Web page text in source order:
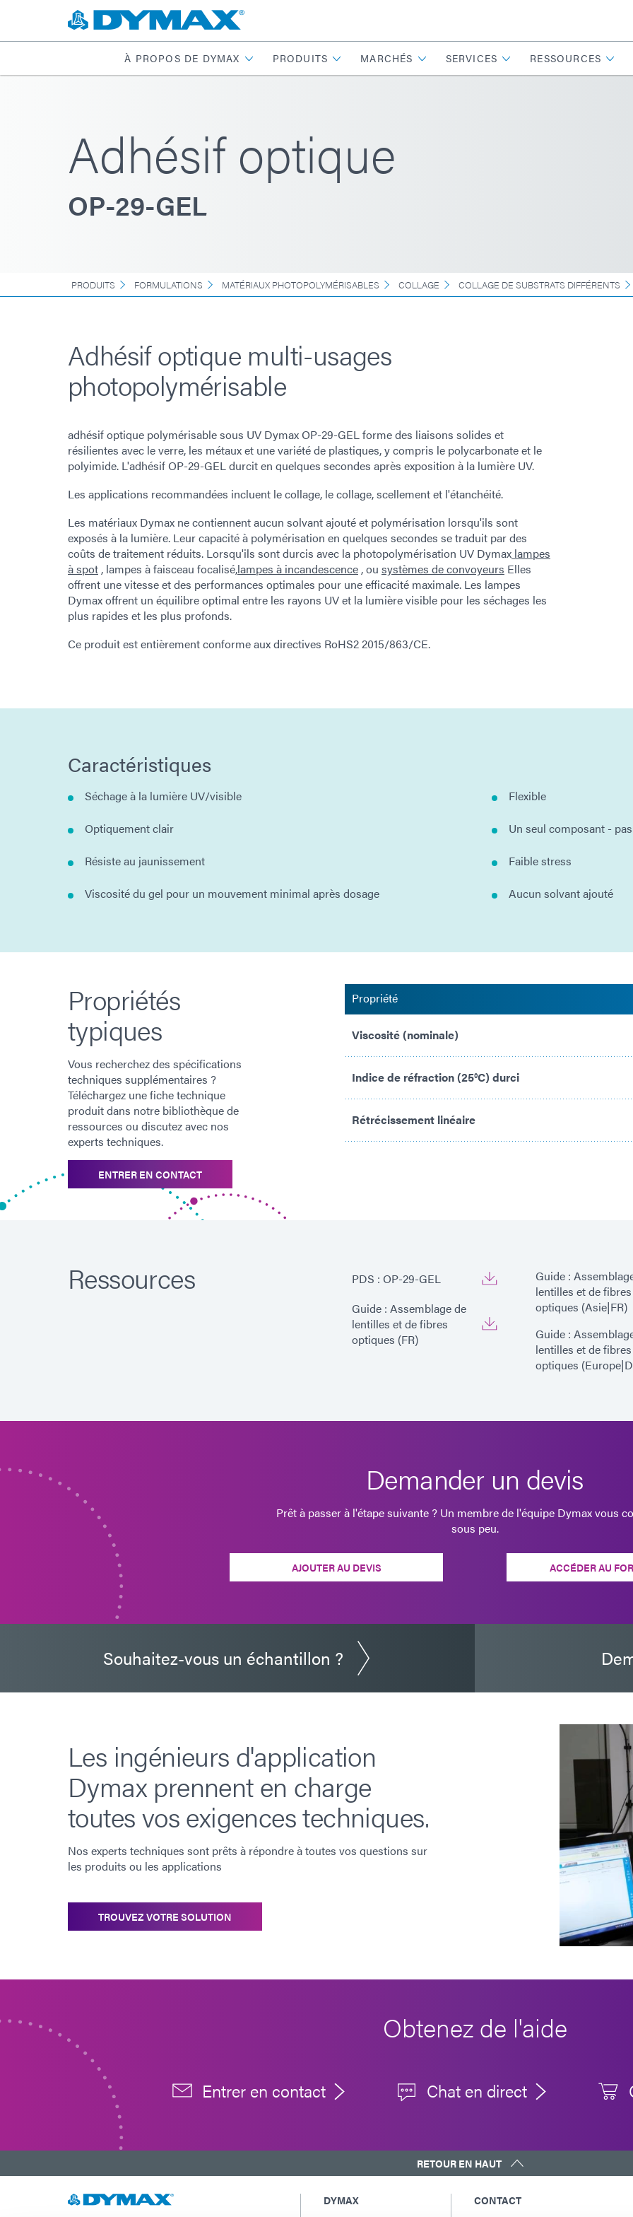
À PROPOS DE DYMAX PRODUITS MARCHÉS SERVICES RESSOURCES
Adhésif optique
OP-29-GEL
PRODUITS FORMULATIONS MATÉRIAUX PHOTOPOLYMÉRISABLES COLLAGE COLLAGE DE SUBSTRATS DIFFÉRENTS
Adhésif optique multi-usages
photopolymérisable
adhésif optique polymérisable sous UV Dymax OP-29-GEL forme des liaisons solides et
résilientes avec le verre, les métaux et une variété de plastiques, y compris le polycarbonate et le
polyimide. L'adhésif OP-29-GEL durcit en quelques secondes après exposition à la lumière UV.
Les applications recommandées incluent le collage, le collage, scellement et l'étanchéité.
Les matériaux Dymax ne contiennent aucun solvant ajouté et polymérisation lorsqu'ils sont
exposés à la lumière. Leur capacité à polymérisation en quelques secondes se traduit par des
coûts de traitement réduits. Lorsqu'ils sont durcis avec la photopolymérisation UV Dymax lampes
à spot , lampes à faisceau focalisé,lampes à incandescence , ou systèmes de convoyeurs Elles
offrent une vitesse et des performances optimales pour une efficacité maximale. Les lampes
Dymax offrent un équilibre optimal entre les rayons UV et la lumière visible pour les séchages les
plus rapides et les plus profonds.
Ce produit est entièrement conforme aux directives RoHS2 2015/863/CE.
Caractéristiques
Séchage à la lumière UV/visible
Optiquement clair
Résiste au jaunissement
Viscosité du gel pour un mouvement minimal après dosage
Flexible
Un seul composant -
Faible stress
Aucun solvant ajouté
Propriétés
typiques
Vous recherchez des spécifications
techniques supplémentaires ?
Téléchargez une fiche technique
produit dans notre bibliothèque de
ressources ou discutez avec nos
experts techniques.
ENTRER EN CONTACT
Propriété
Viscosité (nominale)
Indice de réfraction (25°C) durci
Rétrécissement linéaire
Ressources
PDS : OP-29-GEL
Guide : Assemblage de
lentilles et de fibres
optiques (FR)
Guide :
lentilles et de fibres
optiques (Asie|FR)
Guide :
lentilles et de fibres
optiques
Demander un devis
Prêt à passer à l'étape suivante ? Un membre de l'équipe Dymax vous
sous peu.
AJOUTER AU DEVIS ACCÉDER AU
Souhaitez-vous un échantillon ?
Les ingénieurs d'application
Dymax prennent en charge
toutes vos exigences techniques.
Nos experts techniques sont prêts à répondre à toutes vos questions sur
les produits ou les applications
TROUVEZ VOTRE SOLUTION
Obtenez de l'aide
Entrer en contact Chat en direct
RETOUR EN HAUT
DYMAX
CONTACT